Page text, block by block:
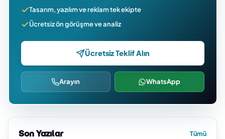
Tasarım, yazılım ve reklam tek ekipte
Ücretsiz ön görüşme ve analiz
Ücretsiz Teklif Alın
Arayın WhatsApp
Son Yazılar Tümü